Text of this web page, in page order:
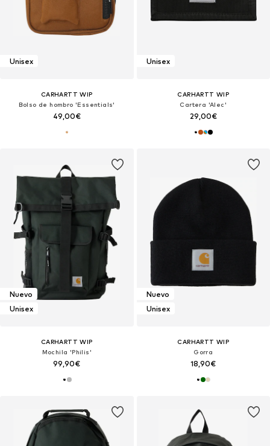
Unisex
CARHARTT WIP
Bolso de hombro 'Essentials'
49,00€
Unisex
CARHARTT WIP
Cartera 'Alec'
29,00€
Nuevo
Unisex
CARHARTT WIP
Mochila 'Philis'
99,90€
Nuevo
Unisex
CARHARTT WIP
Gorra
18,90€